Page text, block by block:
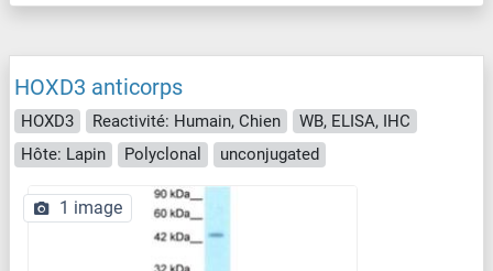
HOXD3 anticorps
HOXD3 Reactivité: Humain, Chien
WB, ELISA, IHC
Hôte: Lapin
Polyclonal unconjugated
1 image